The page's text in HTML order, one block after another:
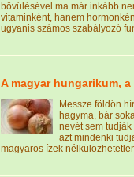
bővülésével ma már inkább
vitaminként, hanem
ugyanis számos szabályozó
A magyar hungarikum, a
Messze földön
hagyma, bár
nevét sem
azt mindenki
magyaros ízek